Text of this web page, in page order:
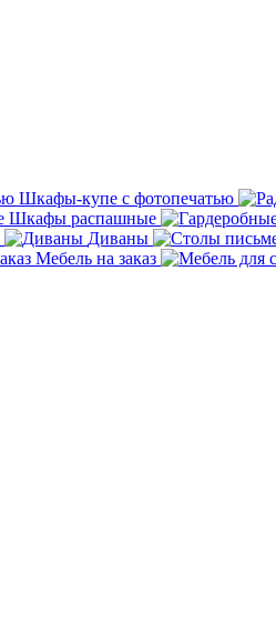
Шкафы-купе с фотопечатью
Шкафы распашные
Диваны
Мебель на заказ